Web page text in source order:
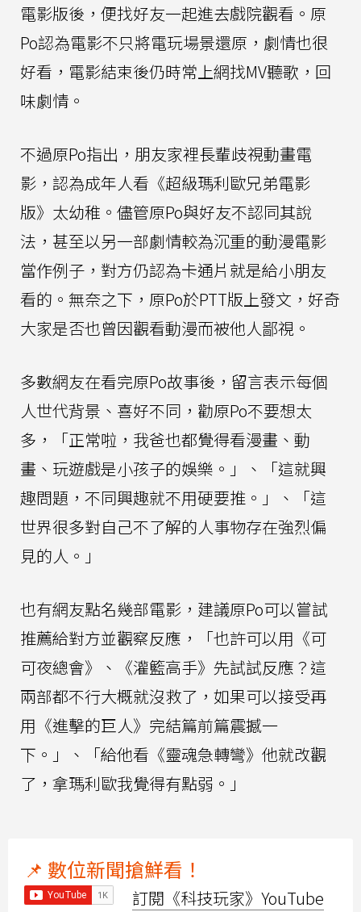
電影版後，便找好友一起進去戲院觀看。原
Po認為電影不只將電玩場景還原，劇情也很
好看，電影結束後仍時常上網找MV聽歌，回
味劇情。
不過原Po指出，朋友家裡長輩歧視動畫電
影，認為成年人看《超級瑪利歐兄弟電影
版》太幼稚。儘管原Po與好友不認同其說
法，甚至以另一部劇情較為沉重的動漫電影
當作例子，對方仍認為卡通片就是給小朋友
看的。無奈之下，原Po於PTT版上發文，好奇
大家是否也曾因觀看動漫而被他人鄙視。
多數網友在看完原Po故事後，留言表示每個
人世代背景、喜好不同，勸原Po不要想太
多，「正常啦，我爸也都覺得看漫畫、動
畫、玩遊戲是小孩子的娛樂。」、「這就興
趣問題，不同興趣就不用硬要推。」、「這
世界很多對自己不了解的人事物存在強烈偏
見的人。」
也有網友點名幾部電影，建議原Po可以嘗試
推薦給對方並觀察反應，「也許可以用《可
可夜總會》、《灌籃高手》先試試反應？這
兩部都不行大概就沒救了，如果可以接受再
用《進擊的巨人》完結篇前篇震撼一
下。」、「給他看《靈魂急轉彎》他就改觀
了，拿瑪利歐我覺得有點弱。」
📌 數位新聞搶鮮看！
訂閱《科技玩家》YouTube